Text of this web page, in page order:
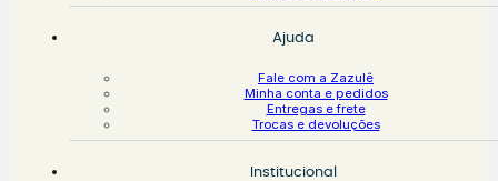
Ajuda
Fale com a Zazulê
Minha conta e pedidos
Entregas e frete
Trocas e devoluções
Institucional